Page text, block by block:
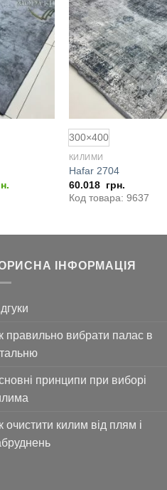
Додати
до
обраного
300×400
КИЛИМИ
Hafar 2704
60.018 грн.
Код товара: 9637
ІНФОРМАЦІЯ
правильно вибрати палас в
принципи при виборі
очистити килим від плям і